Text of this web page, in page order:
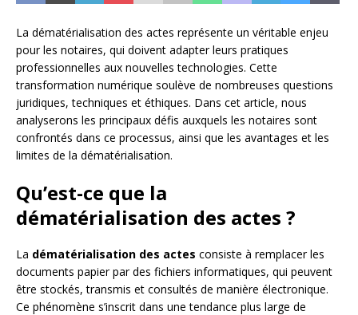
La dématérialisation des actes représente un véritable enjeu
pour les notaires, qui doivent adapter leurs pratiques
professionnelles aux nouvelles technologies. Cette
transformation numérique soulève de nombreuses questions
juridiques, techniques et éthiques. Dans cet article, nous
analyserons les principaux défis auxquels les notaires sont
confrontés dans ce processus, ainsi que les avantages et les
limites de la dématérialisation.
Qu’est-ce que la
dématérialisation des actes ?
La dématérialisation des actes consiste à remplacer les
documents papier par des fichiers informatiques, qui peuvent
être stockés, transmis et consultés de manière électronique.
Ce phénomène s’inscrit dans une tendance plus large de